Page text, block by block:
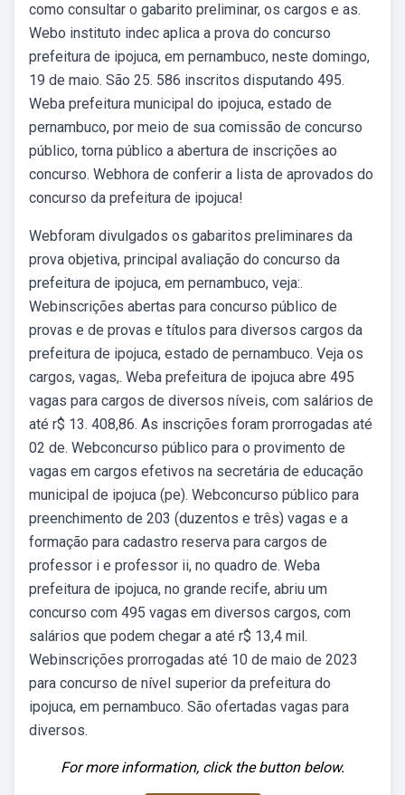
como consultar o gabarito preliminar, os cargos e as.
Webo instituto indec aplica a prova do concurso
prefeitura de ipojuca, em pernambuco, neste domingo,
19 de maio. São 25. 586 inscritos disputando 495.
Weba prefeitura municipal do ipojuca, estado de
pernambuco, por meio de sua comissão de concurso
público, torna público a abertura de inscrições ao
concurso. Webhora de conferir a lista de aprovados do
concurso da prefeitura de ipojuca!
Webforam divulgados os gabaritos preliminares da
prova objetiva, principal avaliação do concurso da
prefeitura de ipojuca, em pernambuco, veja:.
Webinscrições abertas para concurso público de
provas e de provas e títulos para diversos cargos da
prefeitura de ipojuca, estado de pernambuco. Veja os
cargos, vagas,. Weba prefeitura de ipojuca abre 495
vagas para cargos de diversos níveis, com salários de
até r$ 13. 408,86. As inscrições foram prorrogadas até
02 de. Webconcurso público para o provimento de
vagas em cargos efetivos na secretária de educação
municipal de ipojuca (pe). Webconcurso público para
preenchimento de 203 (duzentos e três) vagas e a
formação para cadastro reserva para cargos de
professor i e professor ii, no quadro de. Weba
prefeitura de ipojuca, no grande recife, abriu um
concurso com 495 vagas em diversos cargos, com
salários que podem chegar a até r$ 13,4 mil.
Webinscrições prorrogadas até 10 de maio de 2023
para concurso de nível superior da prefeitura do
ipojuca, em pernambuco. São ofertadas vagas para
diversos.
For more information, click the button below.